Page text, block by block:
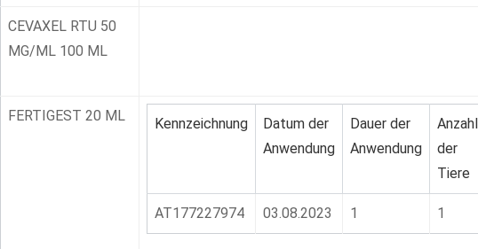
CEVAXEL RTU 50
MG/ML 100 ML
FERTIGEST 20 ML Kennzeichnung
Datum der
Anwendung
Dauer der
Anwendung
Anzahl
der
Tiere
AT177227974 03.08.2023 1 1